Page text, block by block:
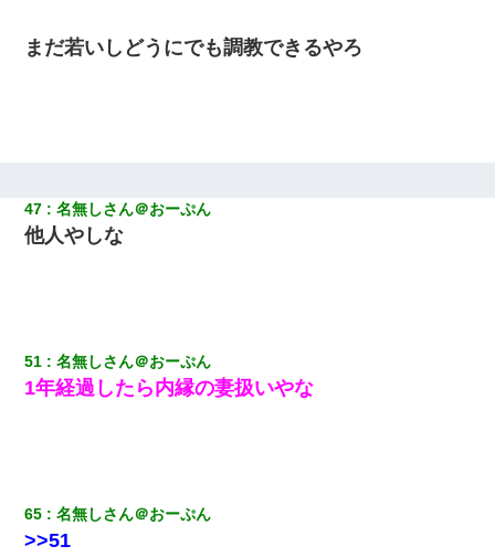
まだ若いしどうにでも調教できるやろ
47 名無しさん＠おーぷん
他人やしな
51 名無しさん＠おーぷん
1年経過したら内縁の妻扱いやな
65 名無しさん＠おーぷん
>>51